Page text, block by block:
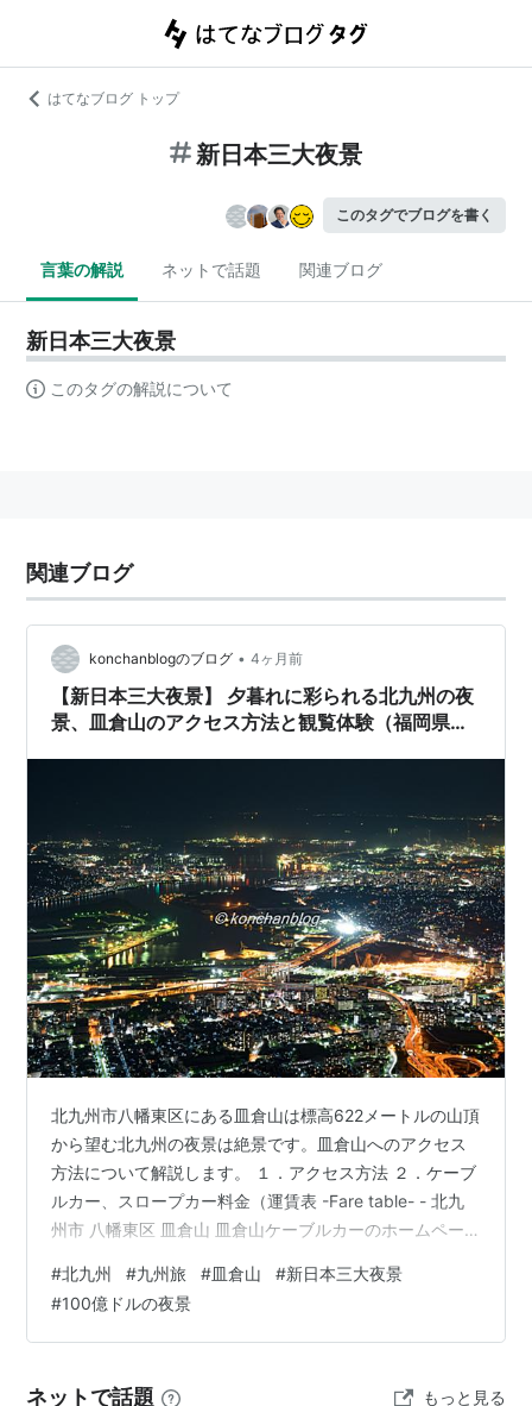
はてなブログ トップ
新日本三大夜景
このタグでブログを書く
言葉の解説 ネットで話題 関連ブログ
新日本三大夜景
このタグの解説について
関連ブログ
konchanblogのブログ • 4ヶ月前
【新日本三大夜景】 夕暮れに彩られる北九州の夜
景、皿倉山のアクセス方法と観覧体験（福岡県北
北九州市八幡東区にある皿倉山は標高622メートルの山頂
から望む北九州の夜景は絶景です。皿倉山へのアクセス
方法について解説します。 １．アクセス方法 ２．ケーブ
ルカー、スロープカー料金（運賃表 -Fare table- - 北九
州市 八幡東区 皿倉山 皿倉山ケーブルカーのホームペー
写真 ５．感想 １．アクセス方法 ①無料シャトルバスを
利用する場合 JR八幡駅から皿倉山ケーブルカー山麓駅ま
で無料のシャトルバスがでています。 所要時間は約10分
インパーキングを利用しましょう。 ※筆者はJR…
#北九州 #九州旅 #皿倉山 #新日本三大夜景
#100億ドルの夜景
ネットで話題 もっと見る